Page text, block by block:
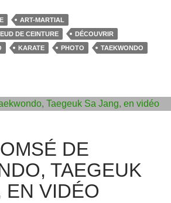
ta
g
er
ART-MARTIAL
DE CEINTURE
DÉCOUVRIR
KARATE PHOTO
TAEKWONDO
DE
TAEGEUK
EN VIDÉO